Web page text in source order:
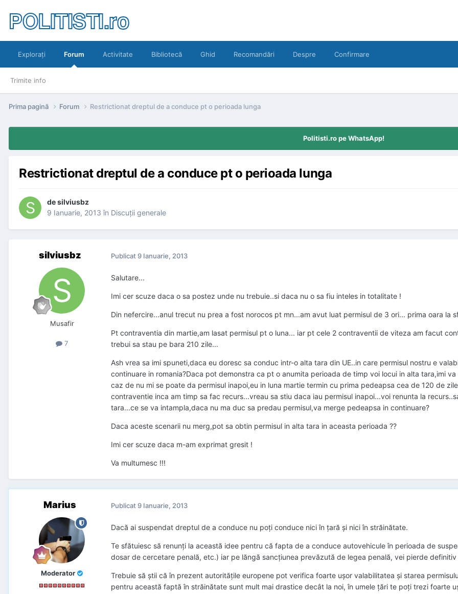
POLITISTI.ro
Exploraţi Forum
Trimite info
Activitate Bibliotecă Ghid Recomandări Despre Confirmare
Prima pagină Forum Restrictionat dreptul de a conduce pt o perioada lunga
Politisti.ro pe WhatsApp!
Restrictionat dreptul de a conduce pt o perioada lunga
desilviusbz
9 Ianuarie, 2013 în Discuţii generale
silviusbz
Musafir
7
Publicat9 Ianuarie, 2013
Salutare...
Imi cer scuze daca o sa postez unde nu trebuie..si daca nu o sa fiu inteles in totalitate !
Din nefercire...anul trecut nu prea a fost norocos pt mn...am avut luat permisul de 3 ori... prima oara la
Pt contraventia din martie,am lasat permisul pt o luna... iar pt cele 2 contraventii de viteza am facut
trebui sa stau pe bara 210 zile...
Ash vrea sa imi spuneti,daca eu doresc sa conduc intr-o alta tara din UE..in care permisul nostru e
continuare in romania?Daca pot demonstra ca pt o anumita perioada de timp voi locui in alta tara,imi
caz de nu mi se poate da permisul inapoi,eu in luna martie termin cu prima pedeapsa cea de 120 de
contraventie inca am timp sa fac recurs...vreau sa stiu daca iau permisul inapoi...voi renunta la
tara...ce se va intampla,daca nu ma duc sa predau permisul,va merge pedeapsa in continuare?
Daca aceste scenarii nu merg,pot sa obtin permisul in alta tara in aceasta perioada ??
Imi cer scuze daca m-am exprimat gresit !
Va multumesc !!!
Marius
Moderator
Publicat9 Ianuarie, 2013
Dacă ai suspendat dreptul de a conduce nu poți conduce nici în țară și nici în străinătate.
Te sfătuiesc să renunți la această idee pentru că fapta de a conduce autovehicule în perioada de
dosar de cercetare penală, etc.) iar pe lăngă sancțiunea prevăzută de legea penală, vei pierde
Trebuie să știi că în prezent autoritățile europene pot verifica foarte ușor valabilitatea și starea
pentru această faptă în străinătate sunt mult mai drastice decât la noi, în umele țări te poți trezi foarte